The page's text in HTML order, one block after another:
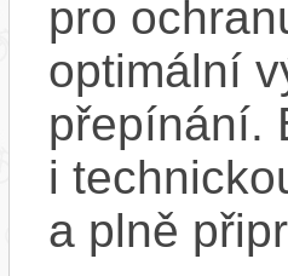
pro
optimální
přepínání.
i
a plně